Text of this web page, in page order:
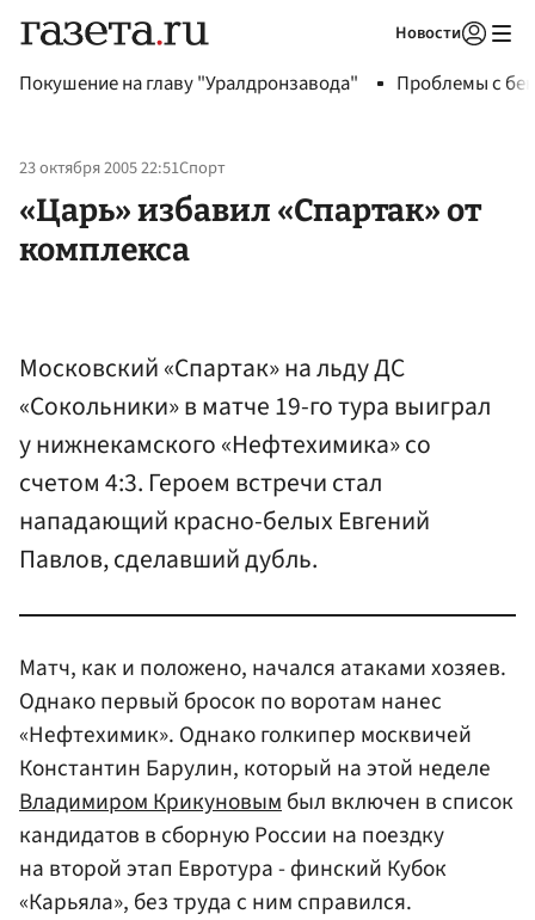
Новости
Покушение на главу "Уралдронзавода" Проблемы с
23 октября 2005 22:51Спорт
«Царь» избавил «Спартак» от
комплекса
Московский «Спартак» на льду ДС
«Сокольники» в матче 19-го тура выиграл
у нижнекамского «Нефтехимика» со
счетом 4:3. Героем встречи стал
нападающий красно-белых Евгений
Павлов, сделавший дубль.
Матч, как и положено, начался атаками хозяев.
Однако первый бросок по воротам нанес
«Нефтехимик». Однако голкипер москвичей
Константин Барулин, который на этой неделе
Владимиром Крикуновым был включен в список
кандидатов в сборную России на поездку
на второй этап Евротура - финский Кубок
«Карьяла», без труда с ним справился.